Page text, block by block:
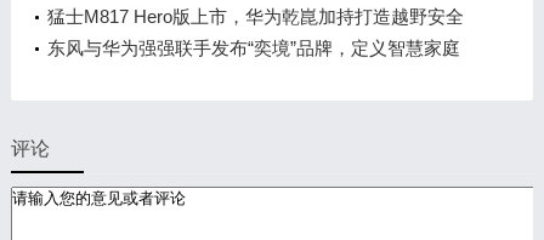
章
猛士M817 Hero版上市，华为乾崑加持打造越野安全
标杆！
东风与华为强强联手发布“奕境”品牌，定义智慧家庭
评论